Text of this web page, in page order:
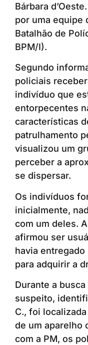
Bárbara
por uma equipe
Batalhão de
BPM/I).
Segundo
policiais
indivíduo que
entorpecentes
características
patrulhamento
visualizou um
perceber a
se dispersar.
Os indivíduos
inicialmente,
com um deles.
afirmou ser
havia entregado
para adquirir a
Durante a
suspeito,
C., foi
de um aparelho
com a PM, os